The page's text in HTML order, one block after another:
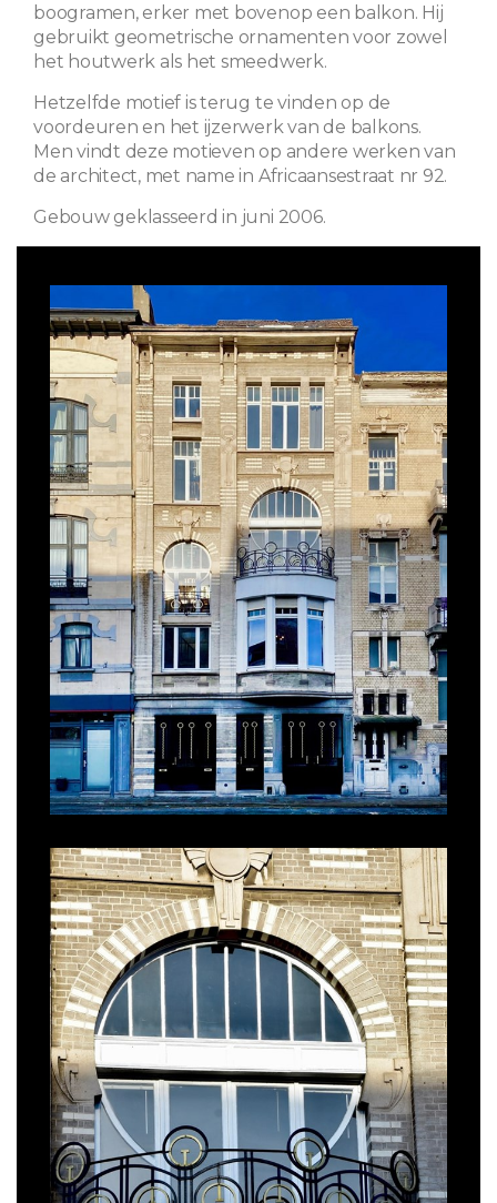
boogramen, erker met bovenop een balkon. Hij
gebruikt geometrische ornamenten voor zowel
het houtwerk als het smeedwerk.
Hetzelfde motief is terug te vinden op de
voordeuren en het ijzerwerk van de balkons.
Men vindt deze motieven op andere werken van
de architect, met name in Africaansestraat nr 92.
Gebouw geklasseerd in juni 2006.